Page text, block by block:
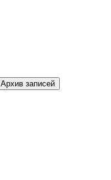
Архив записей